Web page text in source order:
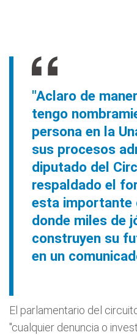
"Aclaro de
tengo
persona en la
sus procesos
diputado del
respaldado el
esta importante
donde miles de
construyen su
en un
El parlamentario del
"cualquier denuncia o